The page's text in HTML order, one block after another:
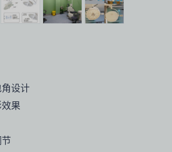
设计
果